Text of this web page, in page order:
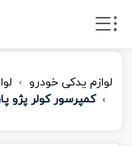
لوازم یدکی خودرو
کمپرسور کولر پژو